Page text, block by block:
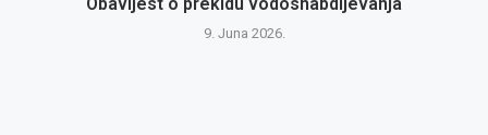
9. Juna 2026.